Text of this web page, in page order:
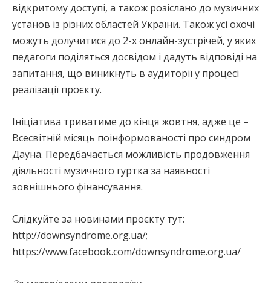
відкритому доступі, а також розіслано до музичних
установ із різних областей України. Також усі охочі
можуть долучитися до 2-х онлайн-зустрічей, у яких
педагоги поділяться досвідом і дадуть відповіді на
запитання, що виникнуть в аудиторії у процесі
реалізації проєкту.
Ініціатива триватиме до кінця жовтня, адже це –
Всесвітній місяць поінформованості про синдром
Дауна. Передбачається можливість продовження
діяльності музичного гуртка за наявності
зовнішнього фінансування.
Слідкуйте за новинами проєкту тут:
http://downsyndrome.org.ua/;
https://www.facebook.com/downsyndrome.org.ua/